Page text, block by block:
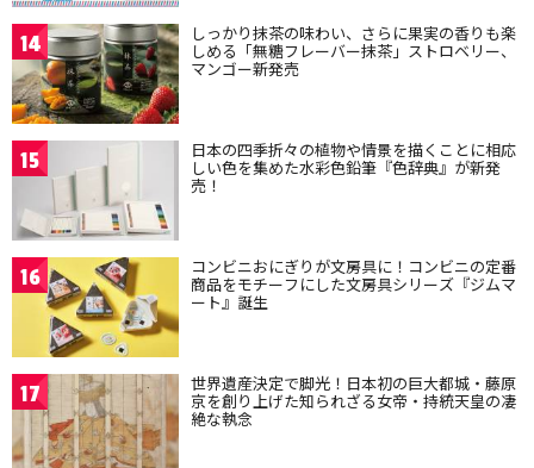
14 しっかり抹茶の味わい、さらに果実の香りも楽
しめる「無糖フレーバー抹茶」ストロベリー、
マンゴー新発売
15 日本の四季折々の植物や情景を描くことに相応
しい色を集めた水彩色鉛筆『色辞典』が新発
売！
16 コンビニおにぎりが文房具に！コンビニの定番
商品をモチーフにした文房具シリーズ『ジムマ
ート』誕生
17 世界遺産決定で脚光！日本初の巨大都城・藤原
京を創り上げた知られざる女帝・持統天皇の凄
絶な執念